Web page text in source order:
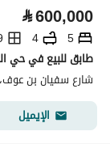
⃁600,000
5
4
طابق للبيع في حي
شارع سفيان بن
الإيميل